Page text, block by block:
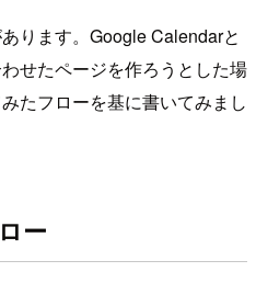
ります。Google Calendarと
せたページを作ろうとした場
たフローを基に書いてみまし
ー